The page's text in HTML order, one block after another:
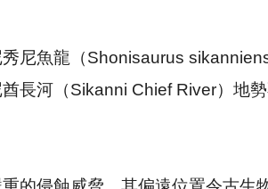
尼魚龍（Shonisaurus
長河（Sikanni Chief River）地